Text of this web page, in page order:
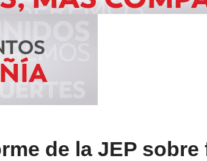
de la JEP sobre